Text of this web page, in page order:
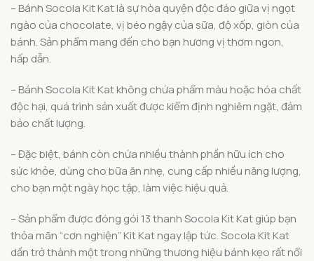
– Bánh Socola Kit Kat là sự hòa quyện độc đáo giữa vị ngọt
ngào của chocolate, vị béo ngậy của sữa, độ xốp, giòn của
bánh. Sản phẩm mang đến cho bạn hương vị thơm ngon,
hấp dẫn.
– Bánh Socola Kit Kat không chứa phẩm màu hoặc hóa chất
độc hại, quá trình sản xuất được kiểm định nghiêm ngặt, đảm
bảo chất lượng.
– Đặc biệt, bánh còn chứa nhiều thành phần hữu ích cho
sức khỏe, dùng cho bữa ăn nhẹ, cung cấp nhiều năng lượng,
cho bạn một ngày học tập, làm việc hiệu quả.
– Sản phẩm được đóng gói 13 thanh Socola Kit Kat giúp bạn
thỏa mãn “cơn nghiện” Kit Kat ngay lập tức. Socola Kit Kat
dần trở thành một trong những thương hiệu bánh kẹo rất nổi